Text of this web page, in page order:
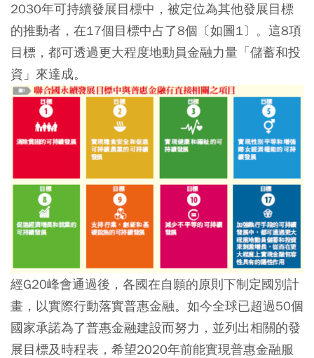
2030年可持續發展目標中，被定位為其他發展目標
的推動者，在17個目標中占了8個〔如圖1〕。這8項
目標，都可透過更大程度地動員金融力量「儲蓄和投
資」來達成。
經G20峰會通過後，各國在自願的原則下制定國別計
畫，以實際行動落實普惠金融。如今全球已超過50個
國家承諾為了普惠金融建設而努力，並列出相關的發
展目標及時程表，希望2020年前能實現普惠金融服